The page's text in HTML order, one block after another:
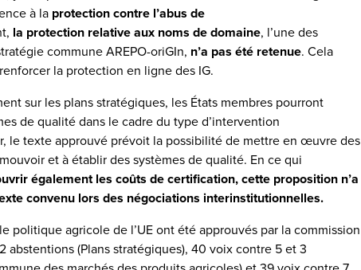
à la protection contre l’abus de
la protection relative aux noms de domaine, l’une des
commune AREPO-oriGIn, n’a pas été retenue. Cela
la protection en ligne des IG.
sur les plans stratégiques, les États membres pourront
de qualité dans le cadre du type d’intervention
le texte approuvé prévoit la possibilité de mettre en œuvre des
et à établir des systèmes de qualité. En ce qui
également les coûts de certification, cette proposition n’a
convenu lors des négociations interinstitutionnelles.
politique agricole de l’UE ont été approuvés par la commission
abstentions (Plans stratégiques), 40 voix contre 5 et 3